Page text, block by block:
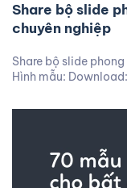
Share bộ slide
chuyên nghiệp
Share bộ slide
Hình mẫu: